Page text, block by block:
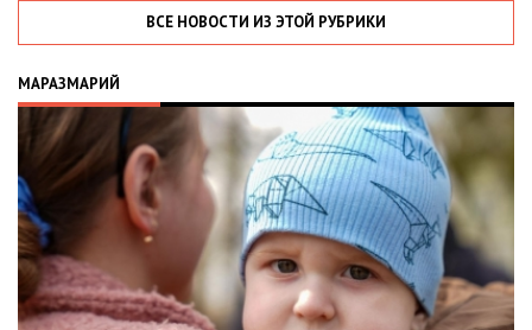
ВСЕ НОВОСТИ ИЗ ЭТОЙ РУБРИКИ
МАРАЗМАРИЙ